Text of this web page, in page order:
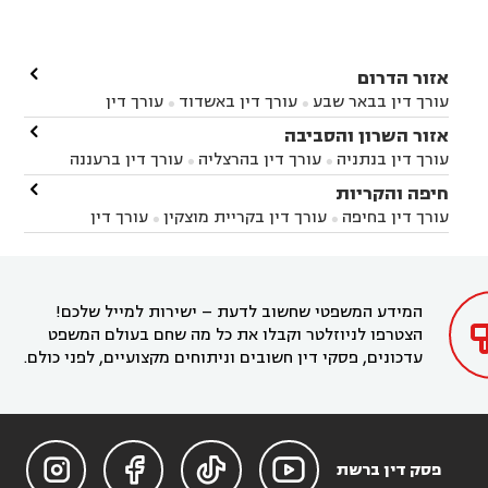
אזור הדרום
עורך דין בבאר שבע  עורך דין באשדוד 
עורך דין
באשקלון
עורך דין בבאר טוביה עורך דין בגן יבנה
עורך דין בניר הבנים עורך דין בערד
זיקים
עורך דין בנתיבות עורך דין בקרית מלאכי

אזור השרון והסביבה
עורך דין בנתניה  עורך דין בהרצליה  עורך דין ברעננה
עורך דין בחדרה עורך דין בכפר סבא
עורך דין בהוד
השרון
עורך דין באבן יהודה
עורך דין בחריש עורך דין בקיסריה עורך דין בקדימה

חיפה והקריות
עורך דין בחיפה  עורך דין בקריית מוצקין 
עורך דין
בקרית מוצקין
עורך דין בקריית אתא
עורך דין

המידע המשפטי שחשוב לדעת – ישירות למייל שלכם!
הצטרפו לניוזלטר וקבלו את כל מה שחם בעולם המשפט
עדכונים, פסקי דין חשובים וניתוחים מקצועיים, לפני כולם.
פסק דין ברשת 


